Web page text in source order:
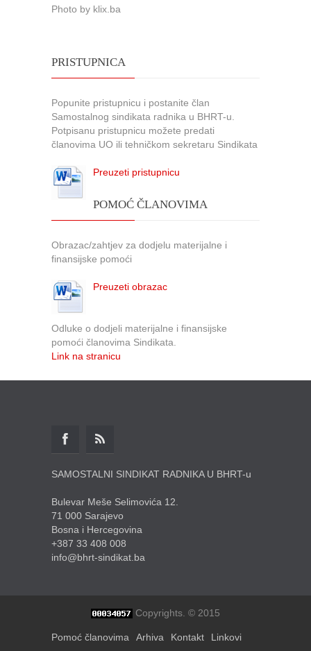
Photo by klix.ba
PRISTUPNICA
Popunite pristupnicu i postanite član
Samostalnog sindikata radnika u BHRT-u.
Potpisanu pristupnicu možete predati
članovima UO ili tehničkom sekretaru Sindikata
Preuzeti pristupnicu
POMOĆ ČLANOVIMA
Obrazac/zahtjev za dodjelu materijalne i
finansijske pomoći
Preuzeti obrazac
Odluke o dodjeli materijalne i finansijske
pomoći članovima Sindikata.
Link na stranicu
SAMOSTALNI SINDIKAT RADNIKA U BHRT-u
Bulevar Meše Selimovića 12.
71 000 Sarajevo
Bosna i Hercegovina
+387 33 408 008
info@bhrt-sindikat.ba
Copyrights. © 2015
Pomoć članovima Arhiva Kontakt Linkovi